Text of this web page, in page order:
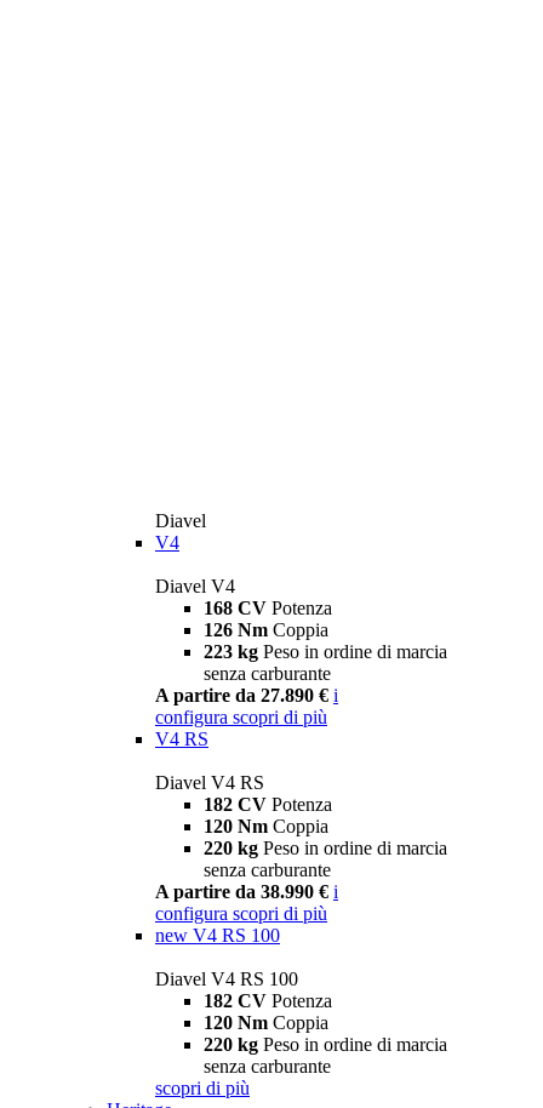
Diavel
V4
Diavel V4
168 CV Potenza
126 Nm Coppia
223 kg Peso in ordine di marcia
senza carburante
A partire da 27.890 € i
configura scopri di più
V4 RS
Diavel V4 RS
182 CV Potenza
120 Nm Coppia
220 kg Peso in ordine di marcia
senza carburante
A partire da 38.990 € i
configura scopri di più
new V4 RS 100
Diavel V4 RS 100
182 CV Potenza
120 Nm Coppia
220 kg Peso in ordine di marcia
senza carburante
scopri di più